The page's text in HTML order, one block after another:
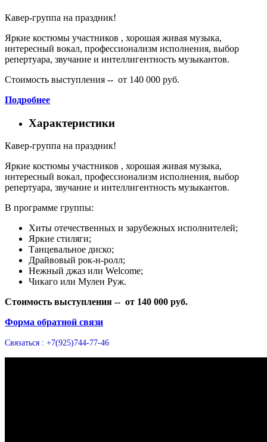
Кавер-группа на праздник!
Яркие костюмы участников , хорошая живая музыка,
интересный вокал, профессионализм исполнения, выбор
репертуара, звучание и интеллигентность музыкантов.
Стоимость выступления -- от 140 000 руб.
Подробнее
Характеристики
Кавер-группа на праздник!
Яркие костюмы участников , хорошая живая музыка,
интересный вокал, профессионализм исполнения, выбор
репертуара, звучание и интеллигентность музыкантов.
В программе группы:
Хиты отечественных и зарубежных исполнителей;
Яркие стиляги;
Танцевальное диско;
Драйвовый рок-н-ролл;
Нежный джаз или Welcome;
Чикаго или Мулен Руж.
Стоимость выступления -- от 140 000 руб.
Форма обратной связи
Связаться : +7(925)744-77-46